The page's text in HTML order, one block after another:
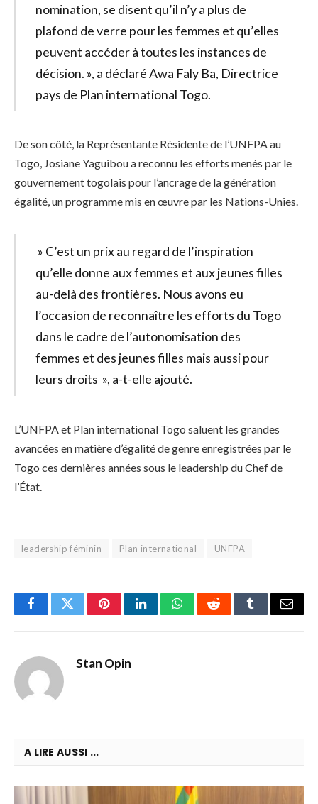
nomination, se disent qu’il n’y a plus de
plafond de verre pour les femmes et qu’elles
peuvent accéder à toutes les instances de
décision. », a déclaré Awa Faly Ba, Directrice
pays de Plan international Togo.
De son côté, la Représentante Résidente de l’UNFPA au
Togo, Josiane Yaguibou a reconnu les efforts menés par le
gouvernement togolais pour l’ancrage de la génération
égalité, un programme mis en œuvre par les Nations-Unies.
» C’est un prix au regard de l’inspiration
qu’elle donne aux femmes et aux jeunes filles
au-delà des frontières. Nous avons eu
l’occasion de reconnaître les efforts du Togo
dans le cadre de l’autonomisation des
femmes et des jeunes filles mais aussi pour
leurs droits », a-t-elle ajouté.
L’UNFPA et Plan international Togo saluent les grandes
avancées en matière d’égalité de genre enregistrées par le
Togo ces dernières années sous le leadership du Chef de
l’État.
leadership féminin Plan international UNFPA
FacebookTwitterPinterestLinkedInWhatsAppRedditTumblrEmail
Stan Opin
A LIRE AUSSI ...